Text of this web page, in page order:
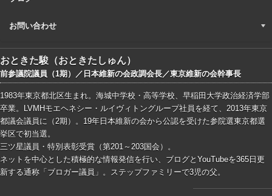
お問い合わせ
おときた駿（おときたしゅん）
前参議院議員（1期）／日本維新の会政調会長／東京維新の会幹事長
1983年東京都北区生まれ。海城中学校・高等学校、早稲田大学政治経済学部
卒業。LVMHモエヘネシー・ルイヴィトングループ社員を経て、2013年東京
都議会議員に（2期）。19年日本維新の会から公認を受けた参院選東京都選
挙区で初当選。
三ツ星議員・特別表彰受賞（第201～203国会）。
ネットを中心とした積極的な情報発信を行い、ブログとYouTubeを365日更
新する通称「ブロガー議員」。ステップファミリーで3児の父。